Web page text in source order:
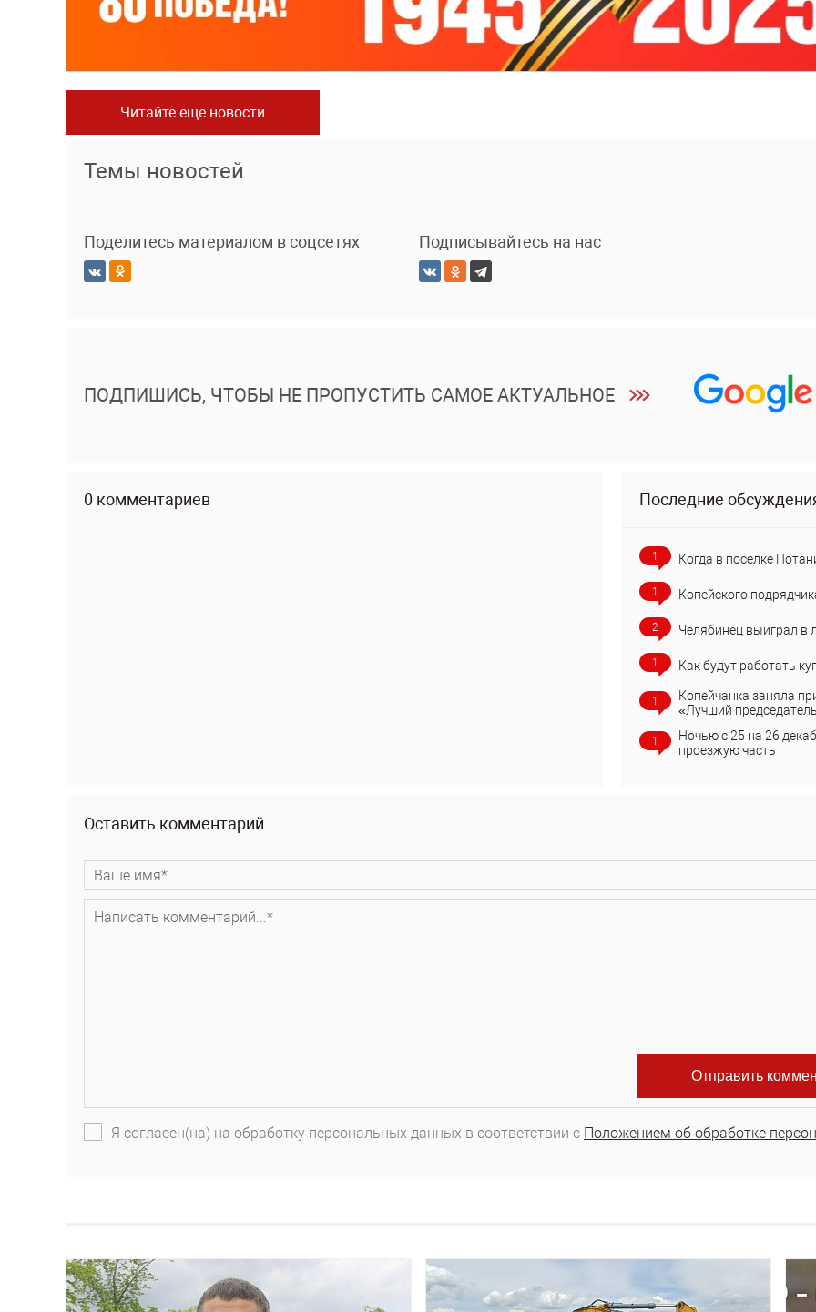
Читайте еще новости
Темы новостей
Поделитесь материалом в соцсетях Подписывайтесь на нас
ПОДПИШИСЬ, ЧТОБЫ НЕ ПРОПУСТИТЬ САМОЕ АКТУАЛЬНОЕ
0 комментариев Последние
1 Когда в поселке
1 Копейского
2 Челябинец выиграл в
1 Как будут работать
1
Копейчанка заняла
«Лучший
1
Ночью с 25 на 26
проезжую часть
Оставить комментарий
Я согласен(на) на обработку персональных данных в соответствии с Положением об обработке